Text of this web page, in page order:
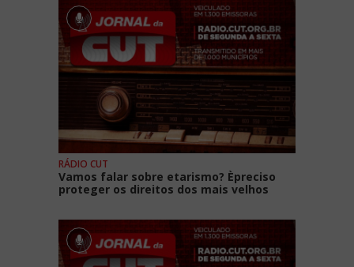
RÁDIO CUT
Vamos falar sobre etarismo? Èpreciso
proteger os direitos dos mais velhos